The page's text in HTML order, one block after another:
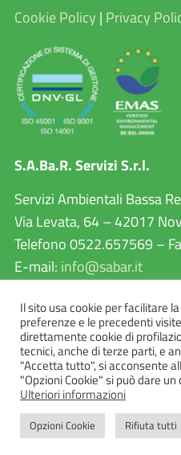
Cookie Policy | Privacy
S.A.Ba.R. Servizi S.r.l.
Servizi Ambientali Bassa
Via Levata, 64 – 42017
Telefono 0522.657569 –
E-mail: info@sabar.it
P.IVA 02460240357
PEC:sabarservizisrl@pec.it
Il sito usa cookie per facilitare
preferenze e le precedenti
direttamente cookie di
tecnici, anche di terze parti, e
"Accetta tutto", si acconsente
"Opzioni Cookie" si può dare
Ulteriori informazioni
Opzioni Cookie Rifiuta tutti